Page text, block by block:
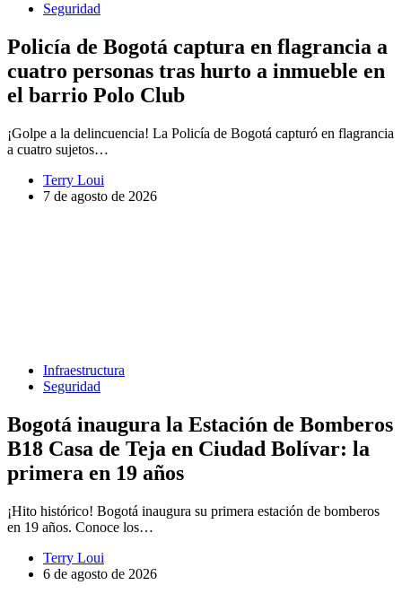
Seguridad
Policía de Bogotá captura en flagrancia a
cuatro personas tras hurto a inmueble en
el barrio Polo Club
¡Golpe a la delincuencia! La Policía de Bogotá capturó en flagrancia
a cuatro sujetos…
Terry Loui
7 de agosto de 2026
Infraestructura
Seguridad
Bogotá inaugura la Estación de Bomberos
B18 Casa de Teja en Ciudad Bolívar: la
primera en 19 años
¡Hito histórico! Bogotá inaugura su primera estación de bomberos
en 19 años. Conoce los…
Terry Loui
6 de agosto de 2026